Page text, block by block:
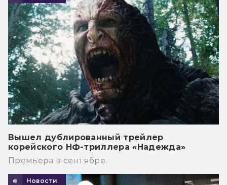
Вышел дублированный трейлер
корейского НФ-триллера «Надежда»
Премьера в сентябре.
Новости